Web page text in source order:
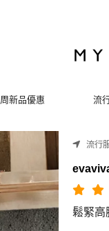
周新品優惠 流
流行
鬆緊高